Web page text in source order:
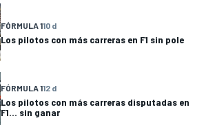
FÓRMULA 110 d
Los pilotos con más carreras en F1 sin pole
FÓRMULA 112 d
Los pilotos con más carreras disputadas en
F1... sin ganar